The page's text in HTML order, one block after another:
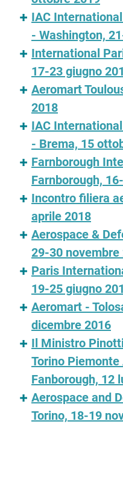
IAC
- Washington,
International
17-23 giugno
Aeromart
2018
IAC
- Brema, 15
Farnborough
Farnborough,
Incontro filiera
aprile 2018
Aerospace &
29-30 novembre
Paris
19-25 giugno
Aeromart -
dicembre 2016
Il Ministro
Torino Piemonte
Fanborough, 12
Aerospace and
Torino, 18-19